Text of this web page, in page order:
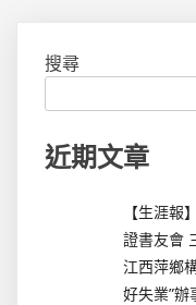
搜尋
近期文章
【生涯報
證書友會
江西萍鄉
好失業”辦